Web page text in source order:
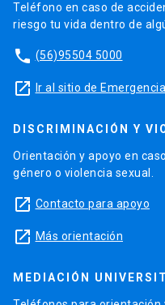
Teléfono en caso de
riesgo tu vida dentro de
phone (56)95504 5000
launch Ir al sitio de
DISCRIMINACIÓN Y
Orientación y apoyo en
género o violencia sexual.
launch Contacto para apoyo
launch Más orientación
MEDIACIÓN